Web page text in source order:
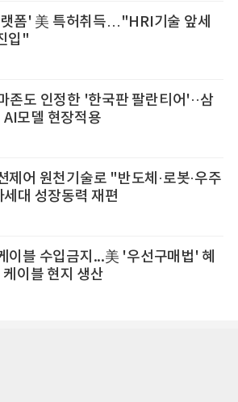
폼' 美 특허취득…"HRI기술 앞세
입"
존도 인정한 '한국판 팔란티어'··삼
AI모델 현장적용
제어 원천기술로 "반도체·로봇·우주
대 성장동력 재편
이블 수입금지...美 '우선구매법' 혜
이블 현지 생산